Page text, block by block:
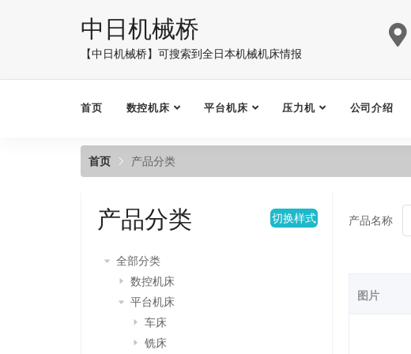
中日机械桥
【中日机械桥】可搜索到全日本机械机床情报
首页 数控机床 平台机床 压力机 公司介绍
首页 产品分类
产品分类 切换样式
全部分类
数控机床
平台机床
车床
铣床
产品名称
图片